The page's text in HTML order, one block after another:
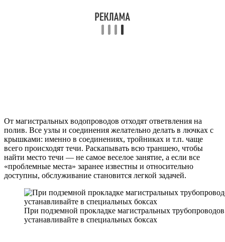
От магистральных водопроводов отходят ответвления на
полив. Все узлы и соединения желательно делать в лючках с
крышками: именно в соединениях, тройниках и т.п. чаще
всего происходят течи. Раскапывать всю траншею, чтобы
найти место течи — не самое веселое занятие, а если все
«проблемные места» заранее известны и относительно
доступны, обслуживание становится легкой задачей.
При подземной прокладке магистральных
устанавливайте в специальных боксах